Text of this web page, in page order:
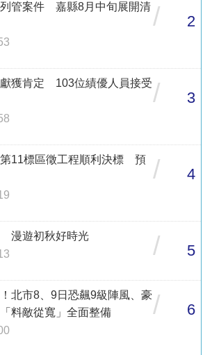
列管案件 嘉縣8月中旬展開清 / 2
獲肯定 103位績優人員接受/ 3
11標區徵工程順利決標 預
/ 4
漫遊初秋好時光
/ 5
北市8、9日恐飆9級陣風、豪
料敵從寬」全面整備
/ 6